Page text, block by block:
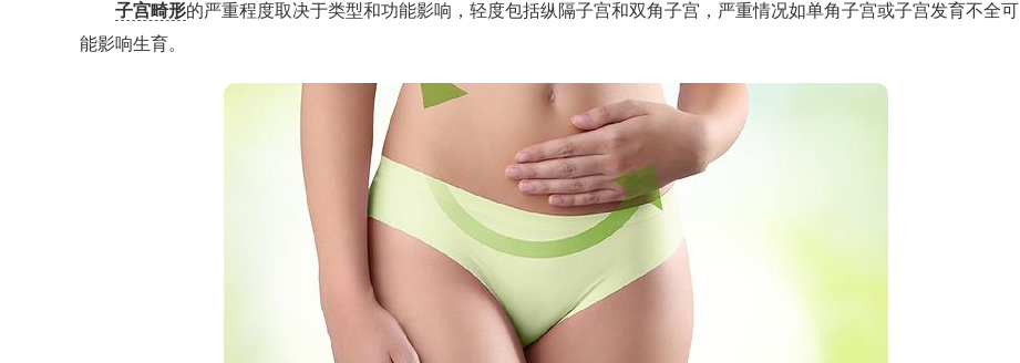
子宫畸形的严重程度取决于类型和功能影响，轻度包括纵隔子宫和双角子宫，严重情况如单角子宫或子宫发育不全可
能影响生育。